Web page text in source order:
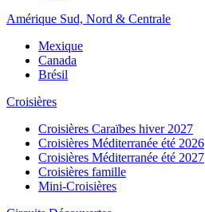
Amérique Sud, Nord & Centrale
Mexique
Canada
Brésil
Croisières
Croisières Caraïbes hiver 2027
Croisières Méditerranée été 2026
Croisières Méditerranée été 2027
Croisières famille
Mini-Croisières